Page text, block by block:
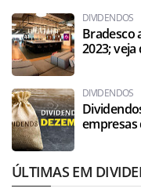
DIVIDENDOS
Bradesco
2023;
DIVIDENDOS
empresas
ÚLTIMAS EM